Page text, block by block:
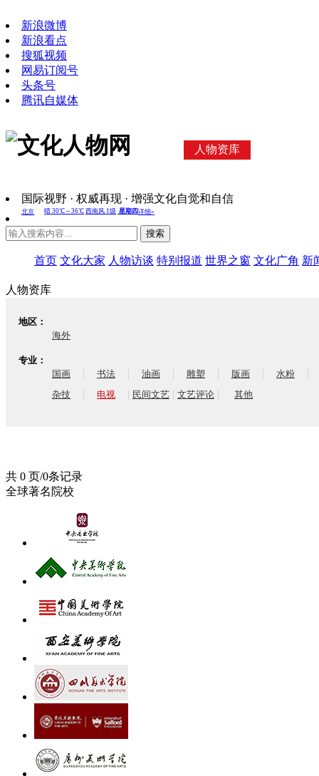
新浪微博
新浪看点
搜狐视频
网易订阅号
头条号
腾讯自媒体
人物资库
国际视野 · 权威再现 · 增强文化自觉和自信
搜索
首页 文化大家 人物访谈 特别报道 世界之窗 文化广角 新
人物资库
地区：
海外
专业：
国画
| 书法 | 油画 | 雕塑 | 版画 | 水粉 |
杂技 | 电视 | 民间文艺 | 文艺评论 | 其他
共 0 页/0条记录
全球著名院校